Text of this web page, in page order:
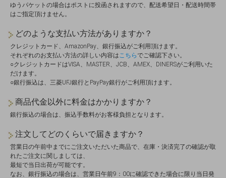
ゆうパケットの場合はポストに投函されますので、配送希望日・配送時間帯
はご指定頂けません。
どのような支払い方法がありますか？
クレジットカード、AmazonPay、銀行振込がご利用頂けます。
それぞれのお支払い方法の詳しい内容は こちらでご確認下さい。
○クレジットカードはVISA、MASTER、JCB、AMEX、DINERSがご利用いた
だけます。
○銀行振込は、三菱UFJ銀行とPayPay銀行がご利用頂けます。
商品代金以外に料金はかかりますか？
銀行振込の場合は、振込手数料がお客様負担となります。
注文してどのくらいで届きますか？
営業日の午前中までにご注文いただいた商品で、在庫・決済完了の確認が取
れたご注文に関しましては、
最短で当日出荷が可能です。
なお、銀行振込の場合は、営業日午前9：00に確認できた場合に限り当日発